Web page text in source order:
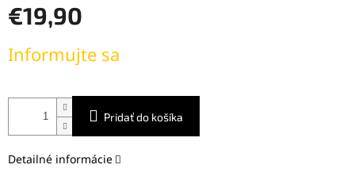
€19,90
cena:
Informujte sa
Pridať do košíka
Detailné informácie